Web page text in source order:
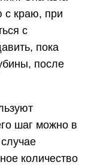
с краю, при
с
пока
после
шаг можно в
количество